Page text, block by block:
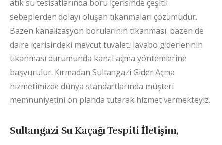
atık su tesisatlarında boru içerisinde çeşitli
sebeplerden dolayı oluşan tıkanmaları çözümüdür.
Bazen kanalizasyon borularının tıkanması, bazen de
daire içerisindeki mevcut tuvalet, lavabo giderlerinin
tıkanması durumunda kanal açma yöntemlerine
başvurulur. Kırmadan Sultangazi Gider Açma
hizmetimizde dünya standartlarında müşteri
memnuniyetini ön planda tutarak hizmet vermekteyiz.
Sultangazi Su Kaçağı Tespiti İletişim,